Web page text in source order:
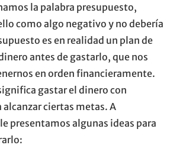
la palabra presupuesto,
como algo negativo y no debería
es en realidad un plan de
antes de gastarlo, que nos
en orden financieramente.
gastar el dinero con
ciertas metas. A
presentamos algunas ideas para